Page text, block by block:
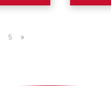
5